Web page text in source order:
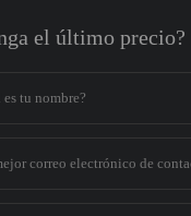
el último precio?